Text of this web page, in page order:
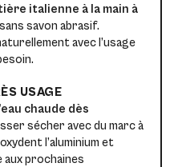
italienne à la main à
savon abrasif.
avec l’usage
USAGE
chaude dès
sécher avec du marc à
l’aluminium et
prochaines